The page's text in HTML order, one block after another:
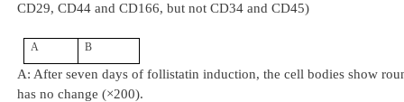
CD29, CD44 and CD166, but not CD34 and CD45)
A B
A: After seven days of follistatin induction, the cell bodies show
has no change (×200).